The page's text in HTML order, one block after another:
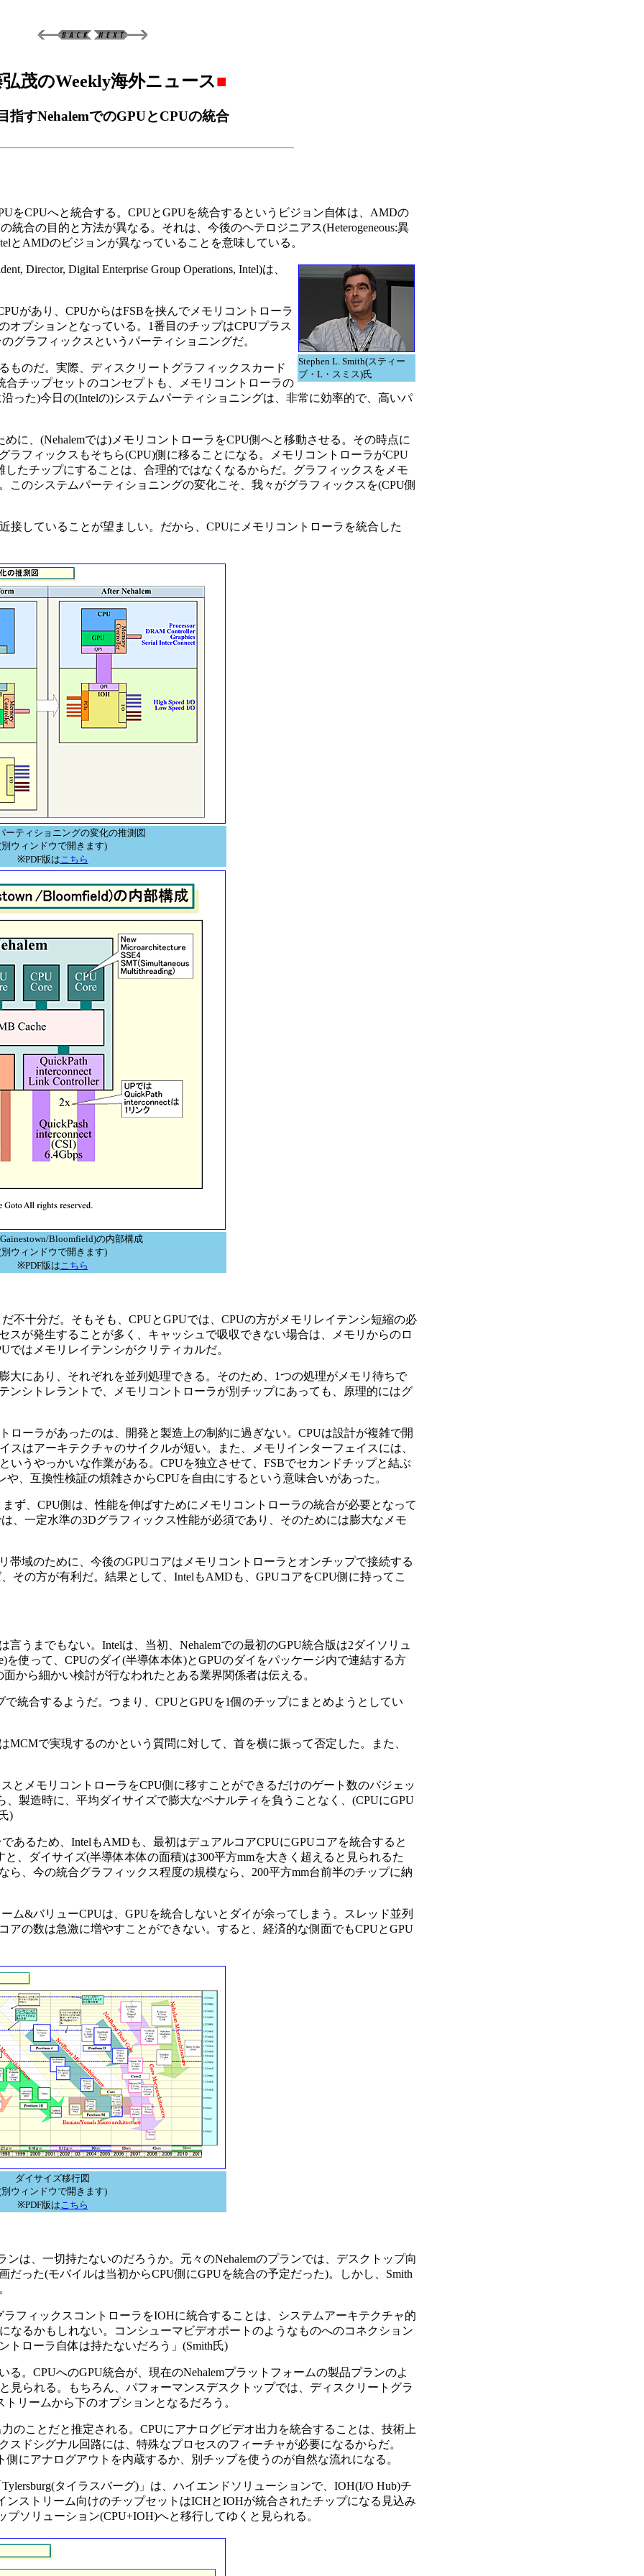
茂のWeekly海外ニュース■
指すNehalemでのGPUとCPUの統合
をCPUへと統合する。CPUとGPUを統合するというビジョン自体は、AMDの
合の目的と方法が異なる。それは、今後のヘテロジニアス(Heterogeneous:異
とAMDのビジョンが異なっていることを意味している。
Stephen L. Smith(スティー
ブ・L・スミス)氏
Director, Digital Enterprise Group Operations, Intel)は、
があり、CPUからはFSBを挟んでメモリコントローラ
プションとなっている。1番目のチップはCPUプラス
グラフィックスというパーティショニングだ。
のだ。実際、ディスクリートグラフィックスカード
チップセットのコンセプトも、メモリコントローラの
った)今日の(Intelの)システムパーティショニングは、非常に効率的で、高いパ
、(Nehalemでは)メモリコントローラをCPU側へと移動させる。その時点に
フィックスもそちら(CPU)側に移ることになる。メモリコントローラがCPU
たチップにすることは、合理的ではなくなるからだ。グラフィックスをメモ
のシステムパーティショニングの変化こそ、我々がグラフィックスを(CPU側
していることが望ましい。だから、CPUにメモリコントローラを統合した
ーティショニングの変化の推測図
ウィンドウで開きます)
※PDF版はこちら
Bloomfield)の内部構成
ウィンドウで開きます)
※PDF版はこちら
十分だ。そもそも、CPUとGPUでは、CPUの方がメモリレイテンシ短縮の必
スが発生することが多く、キャッシュで吸収できない場合は、メモリからのロ
ではメモリレイテンシがクリティカルだ。
にあり、それぞれを並列処理できる。そのため、1つの処理がメモリ待ちで
ンシトレラントで、メモリコントローラが別チップにあっても、原理的にはグ
ーラがあったのは、開発と製造上の制約に過ぎない。CPUは設計が複雑で開
はアーキテクチャのサイクルが短い。また、メモリインターフェイスには、
うやっかいな作業がある。CPUを独立させて、FSBでセカンドチップと結ぶ
、互換性検証の煩雑さからCPUを自由にするという意味合いがあった。
ず、CPU側は、性能を伸ばすためにメモリコントローラの統合が必要となって
、一定水準の3Dグラフィックス性能が必須であり、そのためには膨大なメモ
域のために、今後のGPUコアはメモリコントローラとオンチップで接続する
その方が有利だ。結果として、IntelもAMDも、GPUコアをCPU側に持ってこ
うまでもない。Intelは、当初、Nehalemでの最初のGPU統合版は2ダイソリュ
使って、CPUのダイ(半導体本体)とGPUのダイをパッケージ内で連結する方
から細かい検討が行なわれたとある業界関係者は伝える。
統合するようだ。つまり、CPUとGPUを1個のチップにまとめようとしてい
で実現するのかという質問に対して、首を横に振って否定した。また、
メモリコントローラをCPU側に移すことができるだけのゲート数のバジェッ
製造時に、平均ダイサイズで膨大なペナルティを負うことなく、(CPUにGPU
)
るため、IntelもAMDも、最初はデュアルコアCPUにGPUコアを統合すると
、ダイサイズ(半導体本体の面積)は300平方mmを大きく超えると見られるた
、今の統合グラフィックス程度の規模なら、200平方mm台前半のチップに納
&バリューCPUは、GPUを統合しないとダイが余ってしまう。スレッド並列
の数は急激に増やすことができない。すると、経済的な側面でもCPUとGPU
ダイサイズ移行図
ウィンドウで開きます)
※PDF版はこちら
は、一切持たないのだろうか。元々のNehalemのプランでは、デスクトップ向
った(モバイルは当初からCPU側にGPUを統合の予定だった)。しかし、Smith
フィックスコントローラをIOHに統合することは、システムアーキテクチャ的
なるかもしれない。コンシューマビデオポートのようなものへのコネクション
トローラ自体は持たないだろう」(Smith氏)
。CPUへのGPU統合が、現在のNehalemプラットフォームの製品プランのよ
見られる。もちろん、パフォーマンスデスクトップでは、ディスクリートグラ
リームから下のオプションとなるだろう。
ことだと推定される。CPUにアナログビデオ出力を統合することは、技術上
ドシグナル回路には、特殊なプロセスのフィーチャが必要になるからだ。
にアナログアウトを内蔵するか、別チップを使うのが自然な流れになる。
タイラスバーグ)」は、ハイエンドソリューションで、IOH(I/O Hub)チ
ストリーム向けのチップセットはICHとIOHが統合されたチップになる見込み
ソリューション(CPU+IOH)へと移行してゆくと見られる。